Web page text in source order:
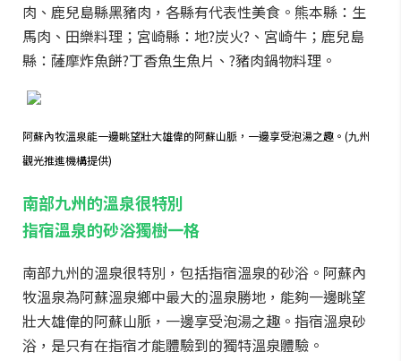
肉、鹿兒島縣黑豬肉，各縣有代表性美食。熊本縣：生
馬肉、田樂料理；宮崎縣：地?炭火?、宮崎牛；鹿兒島
縣：薩摩炸魚餅?丁香魚生魚片、?豬肉鍋物料理。
阿蘇內牧溫泉能一邊眺望壯大雄偉的阿蘇山脈，一邊享受泡湯之趣。(九州
觀光推進機構提供)
南部九州的溫泉很特別
指宿溫泉的砂浴獨樹一格
南部九州的溫泉很特別，包括指宿溫泉的砂浴。阿蘇內
牧溫泉為阿蘇溫泉鄉中最大的溫泉勝地，能夠一邊眺望
壯大雄偉的阿蘇山脈，一邊享受泡湯之趣。指宿溫泉砂
浴，是只有在指宿才能體驗到的獨特溫泉體驗。